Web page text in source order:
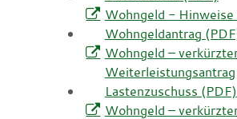
Wohngeld - Hinweise
Wohngeldantrag
Wohngeld –
Weiterleistungsantrag
Lastenzuschuss (PDF)
Wohngeld –